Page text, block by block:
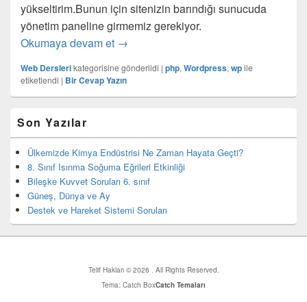
yükseltirim.Bunun için sitenizin barındığı sunucuda
yönetim paneline girmemiz gerekiyor.
Okumaya devam et WordPress İçin Php Güncellemesi
→
Web Derslerikategorisine gönderildi | php, Wordpress, wpile
etiketlendi | Bir Cevap Yazın
yan
bar
eklenti
bölgesi
Son Yazılar
Ülkemizde Kimya Endüstrisi Ne Zaman Hayata Geçti?
8. Sınıf Isınma Soğuma Eğrileri Etkinliği
Bileşke Kuvvet Soruları 6. sınıf
Güneş, Dünya ve Ay
Destek ve Hareket Sistemi Soruları
Telif Hakları © 2026 . All Rights Reserved.
Tema: Catch BoxCatch Temaları